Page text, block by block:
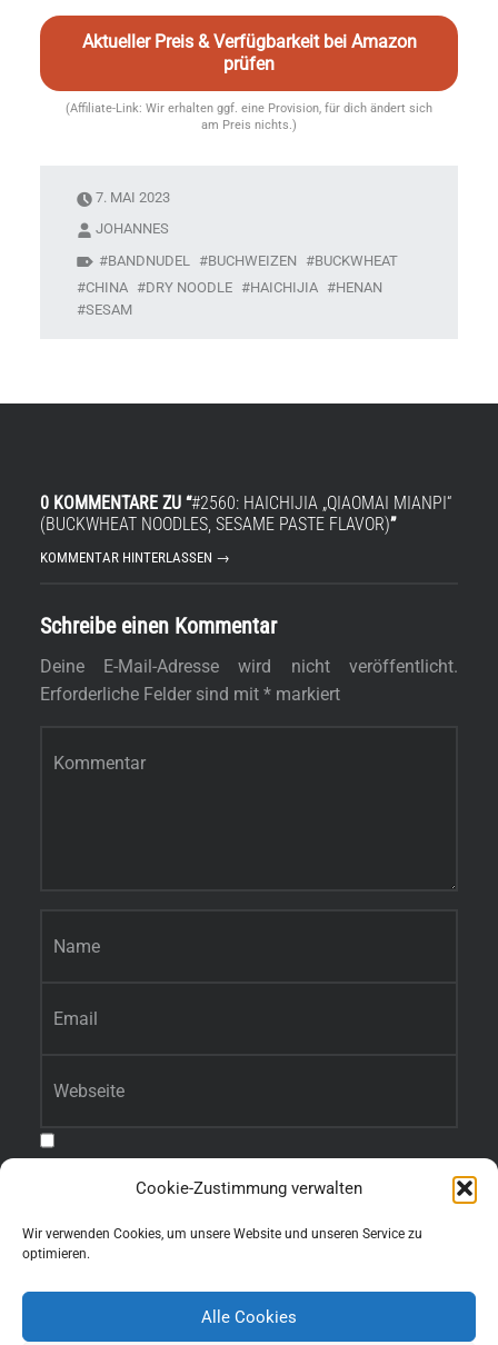
Cookie-Zustimmung verwalten
Wir verwenden Cookies, um unsere Website und unseren Service zu
optimieren.
Alle Cookies
Aktueller Preis & Verfügbarkeit bei Amazon
prüfen
(Affiliate-Link: Wir erhalten ggf. eine Provision, für dich ändert sich
am Preis nichts.)
7. MAI 2023
JOHANNES
BANDNUDEL
BUCHWEIZEN
BUCKWHEAT
CHINA
DRY NOODLE HAICHIJIA
HENAN
SESAM
0 KOMMENTARE ZU “#2560: HAICHIJIA „QIAOMAI MIANPI“
(BUCKWHEAT NOODLES, SESAME PASTE FLAVOR)”
KOMMENTAR HINTERLASSEN →
Schreibe einen Kommentar
Deine E-Mail-Adresse wird nicht veröffentlicht.
Erforderliche Felder sind mit *markiert